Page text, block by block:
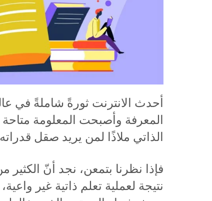
أحدث الانترنت ثورةً شاملةً في
المعرفة وأصبحت المعلومة
الذاتي ملاذًا لمن يريد صقل قدراته
فإذا نظرنا بتمعن، نجد أنّ
نتيجة لعملية تعلم ذاتية غير